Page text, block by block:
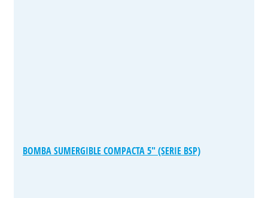
BOMBA SUMERGIBLE COMPACTA 5″ (SERIE BSP)